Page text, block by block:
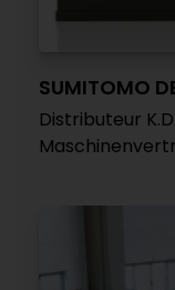
SUMITOMO
Distributeur